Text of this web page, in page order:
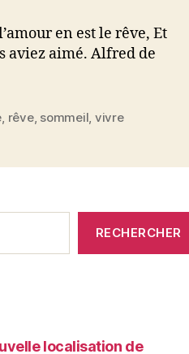
est
un
sommeil
en est le rêve, Et
aviez aimé. Alfred de
rêve, sommeil vivre
RECHERCHER
localisation de